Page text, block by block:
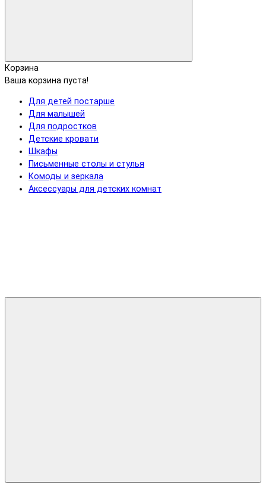
Корзина
Ваша корзина пуста!
Для детей постарше
Для малышей
Для подростков
Детские кровати
Шкафы
Письменные столы и стулья
Комоды и зеркала
Аксессуары для детских комнат